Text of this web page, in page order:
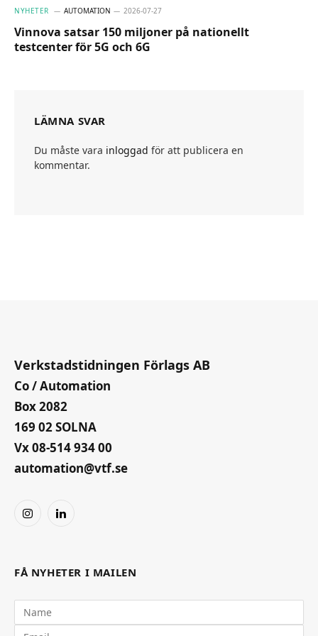
NYHETER AUTOMATION 2026-07-27
Vinnova satsar 150 miljoner på nationellt
testcenter för 5G och 6G
LÄMNA SVAR
Du måste vara inloggad för att publicera en
kommentar.
Verkstadstidningen Förlags AB
Co / Automation
Box 2082
169 02 SOLNA
Vx 08-514 934 00
automation@vtf.se
InstagramLinkedIn
FÅ NYHETER I MAILEN